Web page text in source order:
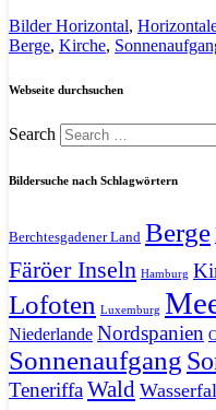
Bilder Horizontal,
Berge, Kirche,
Webseite durchsuchen
Search
Bildersuche nach Schlagwörtern
Berchtesgadener Land Berge
Färöer Inseln Hamburg
Lofoten Luxemburg
Niederlande Nordspanien
Sonnenaufgang
TeneriffaWald